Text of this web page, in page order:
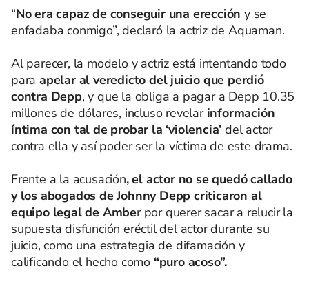
“No era capaz de conseguir una erección y se
enfadaba conmigo”, declaró la actriz de Aquaman.
Al parecer, la modelo y actriz está intentando todo
para apelar al veredicto del juicio que perdió
contra Depp, y que la obliga a pagar a Depp 10.35
millones de dólares, incluso revelar información
íntima con tal de probar la ‘violencia’ del actor
contra ella y así poder ser la víctima de este drama.
Frente a la acusación, el actor no se quedó callado
y los abogados de Johnny Depp criticaron al
equipo legal de Amber por querer sacar a relucir la
supuesta disfunción eréctil del actor durante su
juicio, como una estrategia de difamación y
calificando el hecho como “puro acoso”.